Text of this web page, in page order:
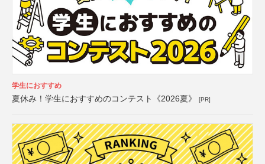
学生におすすめ
夏休み！学生におすすめのコンテスト《2026夏》 [PR]